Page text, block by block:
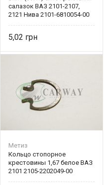
салазок ВАЗ 2101-2107,
2121 Нива 2101-6810054-00
5,02
Метиз
Кольцо стопорное
крестовины 1,67 белое ВАЗ
2101 2105-2202049-00